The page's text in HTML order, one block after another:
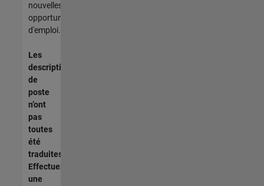
nouvelles
opportunités
d'emploi.
Les
descriptions
de
poste
n’ont
pas
toutes
été
traduites.
Effectuez
une